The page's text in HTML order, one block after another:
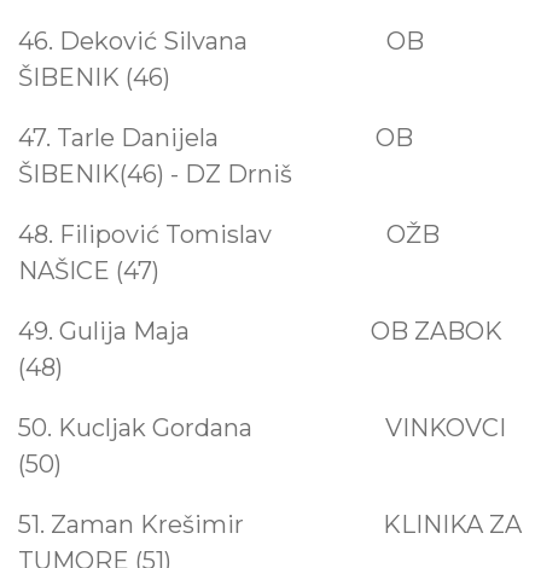
46. Deković Silvana
OB
ŠIBENIK (46)
47. Tarle Danijela OB
ŠIBENIK(46) - DZ Drniš
48. Filipović Tomislav OŽB
NAŠICE (47)
49. Gulija Maja OB ZABOK
(48)
50. Kucljak Gordana VINKOVCI
(50)
51. Zaman Krešimir KLINIKA ZA
TUMORE (51)